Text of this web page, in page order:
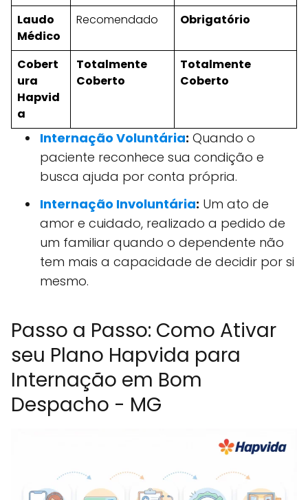
Laudo
Médico
Recomendado Obrigatório
Cobert
ura
Hapvid
a
Totalmente
Coberto
Totalmente
Coberto
Internação Voluntária: Quando o
paciente reconhece sua condição e
busca ajuda por conta própria.
Internação Involuntária: Um ato de
amor e cuidado, realizado a pedido de
um familiar quando o dependente não
tem mais a capacidade de decidir por si
mesmo.
Passo a Passo: Como Ativar
seu Plano Hapvida para
Internação em Bom
Despacho - MG